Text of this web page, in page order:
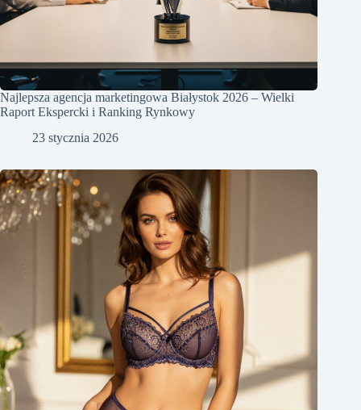
Najlepsza agencja marketingowa Białystok 2026 – Wielki
Raport Ekspercki i Ranking Rynkowy
23 stycznia 2026